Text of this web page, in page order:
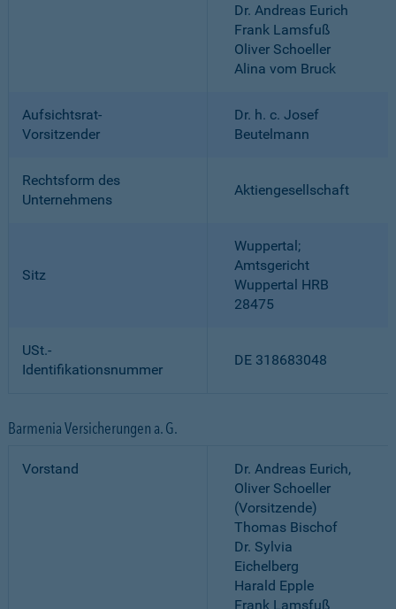
Dr. Andreas Eurich
Frank Lamsfuß
Oliver Schoeller
Alina vom Bruck
Aufsichtsrat-
Vorsitzender
Dr. h. c. Josef
Beutelmann
Rechtsform des
Unternehmens
Aktiengesellschaft
Sitz
Wuppertal;
Amtsgericht
Wuppertal HRB
28475
USt.-
Identifikationsnummer
DE 318683048
Barmenia Versicherungen a. G.
Vorstand
Dr. Andreas Eurich,
Oliver Schoeller
(Vorsitzende)
Thomas Bischof
Dr. Sylvia
Eichelberg
Harald Epple
Frank Lamsfuß